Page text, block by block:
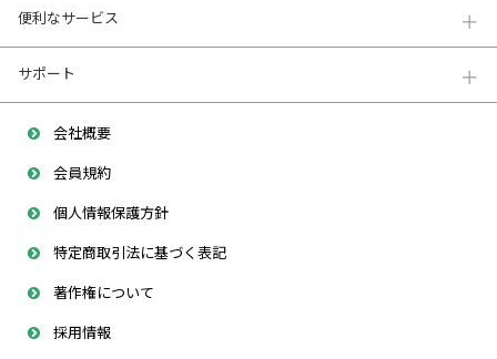
便利なサービス
サポート
会社概要
会員規約
個人情報保護方針
特定商取引法に基づく表記
著作権について
採用情報